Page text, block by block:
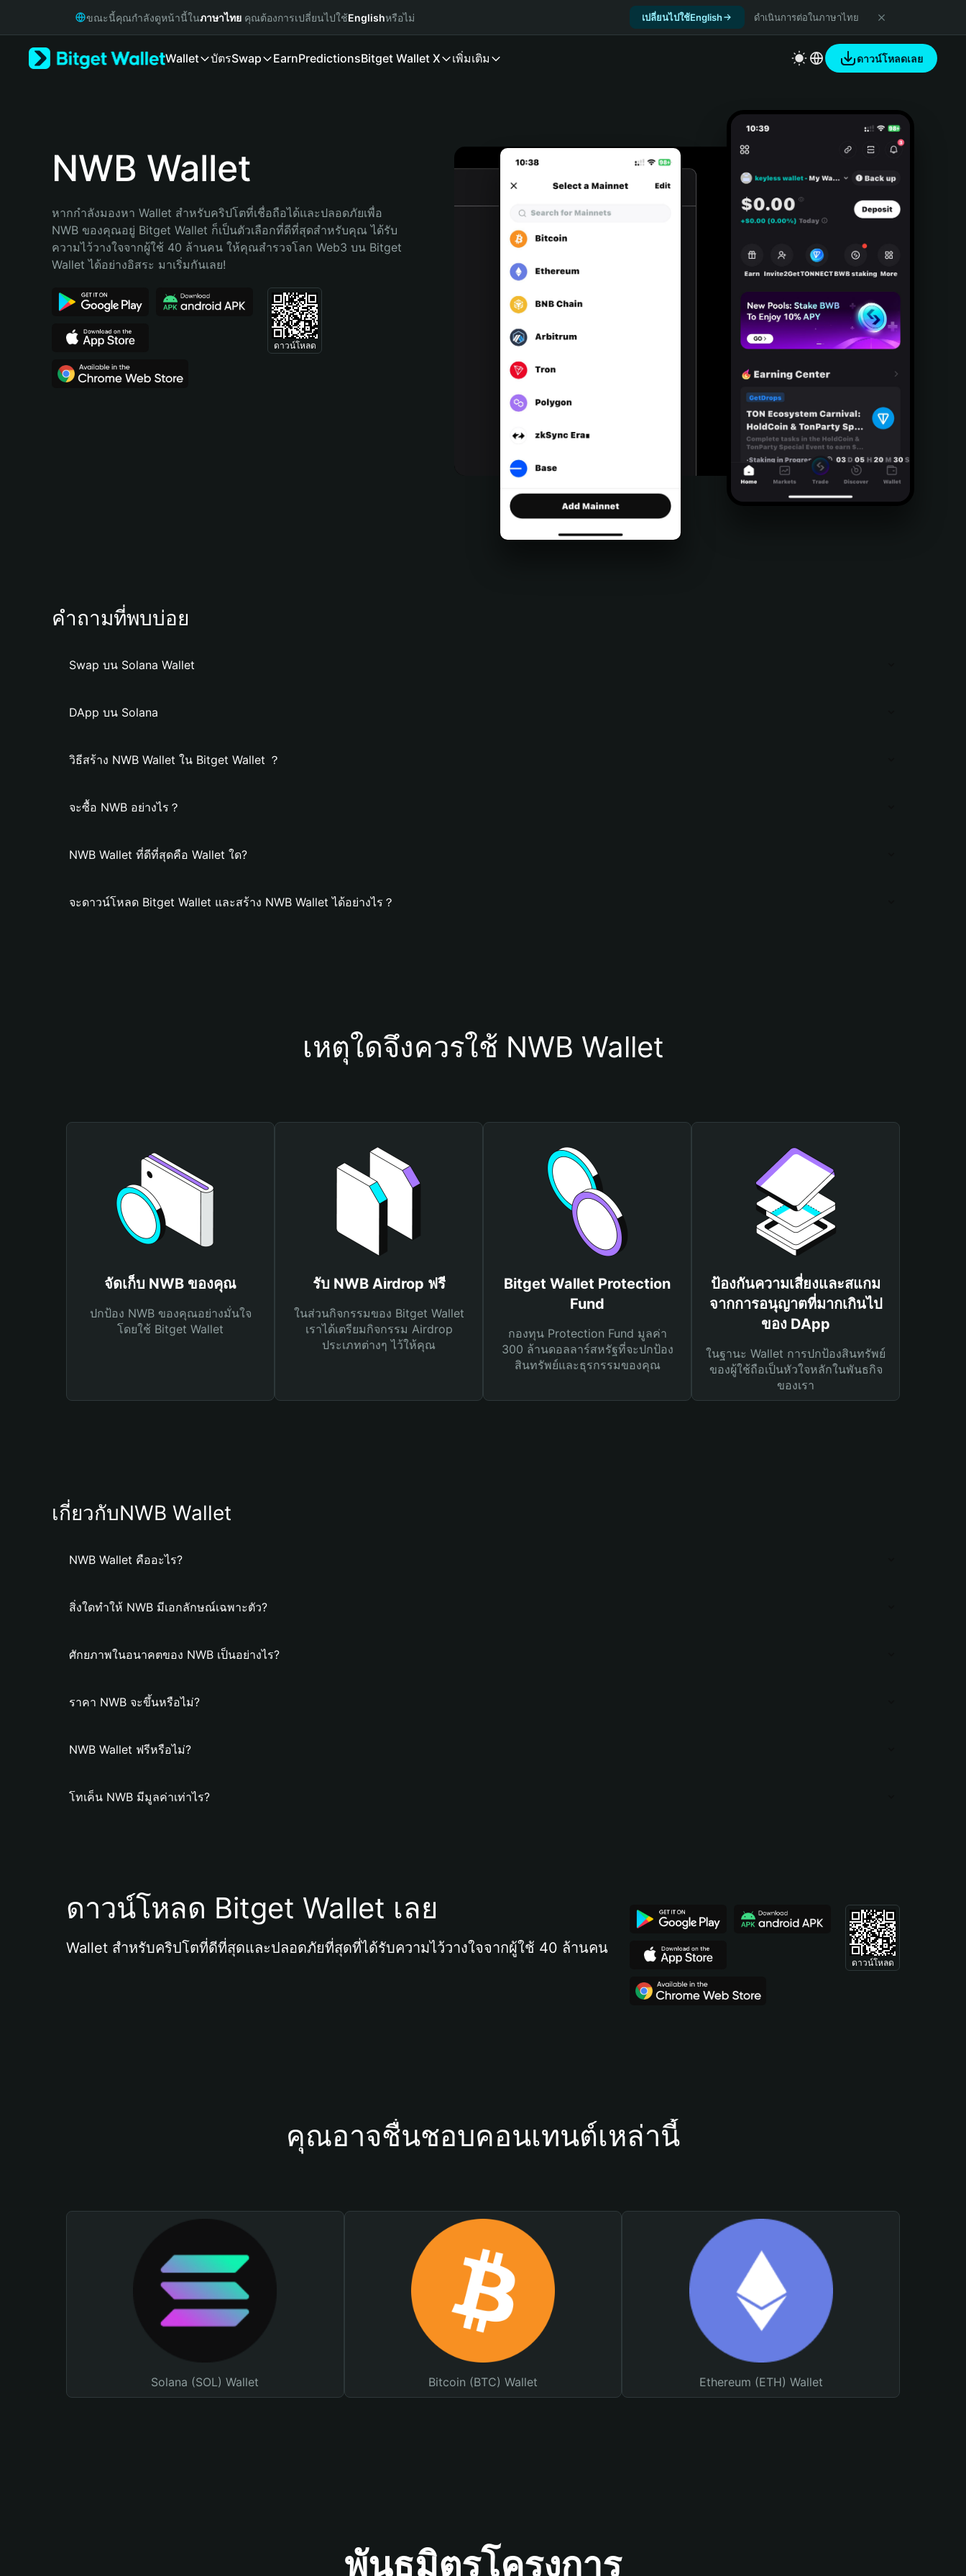
Русский
Bahasa Indonesia
Português (Brasil)
ขณะนี้คุณกำลังดูหน้านี้ในภาษาไทย คุณต้องการเปลี่ยนไปใช้Englishหรือไม่ เปลี่ยนไปใช้English ดำเนินการต่อในภาษาไทย
Wallet บัตรSwap EarnPredictionsBitget Wallet X เพิ่มเติม ดาวน์โหลดเลย
NWB Wallet
หากกำลังมองหา Wallet สำหรับคริปโตที่เชื่อถือได้และปลอดภัยเพื่อ
NWB ของคุณอยู่ Bitget Wallet ก็เป็นตัวเลือกที่ดีที่สุดสำหรับคุณ ได้รับ
ความไว้วางใจจากผู้ใช้ 40 ล้านคน ให้คุณสำรวจโลก Web3 บน Bitget
Wallet ได้อย่างอิสระ มาเริ่มกันเลย!
ดาวน์โหลด
คำถามที่พบบ่อย
Swap บน Solana Wallet
DApp บน Solana
วิธีสร้าง NWB Wallet ใน Bitget Wallet ？
จะซื้อ NWB อย่างไร？
NWB Wallet ที่ดีที่สุดคือ Wallet ใด?
จะดาวน์โหลด Bitget Wallet และสร้าง NWB Wallet ได้อย่างไร？
เหตุใดจึงควรใช้ NWB Wallet
จัดเก็บ NWB ของคุณ
ปกป้อง NWB ของคุณอย่างมั่นใจ
โดยใช้ Bitget Wallet
รับ NWB Airdrop ฟรี
ในส่วนกิจกรรมของ Bitget Wallet
เราได้เตรียมกิจกรรม Airdrop
ประเภทต่างๆ ไว้ให้คุณ
Bitget Wallet Protection
Fund
กองทุน Protection Fund มูลค่า
300 ล้านดอลลาร์สหรัฐที่จะปกป้อง
สินทรัพย์และธุรกรรมของคุณ
ป้องกันความเสี่ยงและสแกม
จากการอนุญาตที่มากเกินไป
ของ DApp
ในฐานะ Wallet การปกป้องสินทรัพย์
ของผู้ใช้ถือเป็นหัวใจหลักในพันธกิจ
ของเรา
เกี่ยวกับNWB Wallet
NWB Wallet คืออะไร?
สิ่งใดทำให้ NWB มีเอกลักษณ์เฉพาะตัว?
ศักยภาพในอนาคตของ NWB เป็นอย่างไร?
ราคา NWB จะขึ้นหรือไม่?
NWB Wallet ฟรีหรือไม่?
โทเค็น NWB มีมูลค่าเท่าไร?
ดาวน์โหลด Bitget Wallet เลย
Wallet สำหรับคริปโตที่ดีที่สุดและปลอดภัยที่สุดที่ได้รับความไว้วางใจจากผู้ใช้ 40 ล้านคน
ดาวน์โหลด
คุณอาจชื่นชอบคอนเทนต์เหล่านี้
Solana (SOL) Wallet Bitcoin (BTC) Wallet Ethereum (ETH) Wallet
พันธมิตรโครงการ